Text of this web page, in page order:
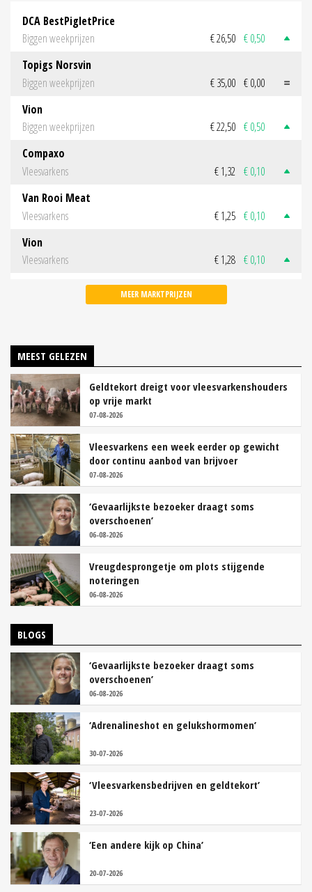
DCA BestPigletPrice
Biggen weekprijzen
€ 26,50 € 0,50
Topigs Norsvin
Biggen weekprijzen
€ 35,00 € 0,00
Vion
Biggen weekprijzen
€ 22,50 € 0,50
Compaxo
Vleesvarkens
€ 1,32 € 0,10
Van Rooi Meat
Vleesvarkens
€ 1,25 € 0,10
Vion
Vleesvarkens
€ 1,28 € 0,10
MEER MARKTPRIJZEN
MEEST GELEZEN
Geldtekort dreigt voor vleesvarkenshouders
op vrije markt
07-08-2026
Vleesvarkens een week eerder op gewicht
door continu aanbod van brijvoer
07-08-2026
‘Gevaarlijkste bezoeker draagt soms
overschoenen’
06-08-2026
Vreugdesprongetje om plots stijgende
noteringen
06-08-2026
BLOGS
‘Gevaarlijkste bezoeker draagt soms
overschoenen’
06-08-2026
‘Adrenalineshot en gelukshormomen’
30-07-2026
‘Vleesvarkensbedrijven en geldtekort’
23-07-2026
‘Een andere kijk op China’
20-07-2026